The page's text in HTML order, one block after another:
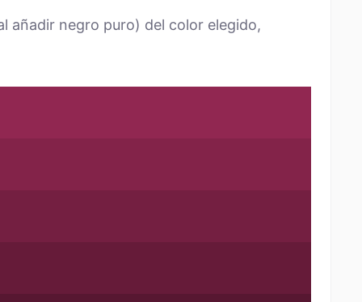
añadir negro puro) del color elegido,